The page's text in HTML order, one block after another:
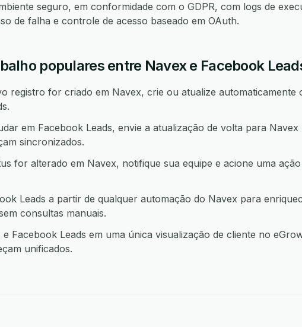
seguro, em conformidade com o GDPR, com logs de
de falha e controle de acesso baseado em OAuth.
populares entre Navex e Facebook
registro for criado em Navex, crie ou atualize automaticamente
em Facebook Leads, envie a atualização de volta para
sincronizados.
for alterado em Navex, notifique sua equipe e acione uma
Leads a partir de qualquer automação do Navex para
consultas manuais.
Facebook Leads em uma única visualização de cliente no
unificados.